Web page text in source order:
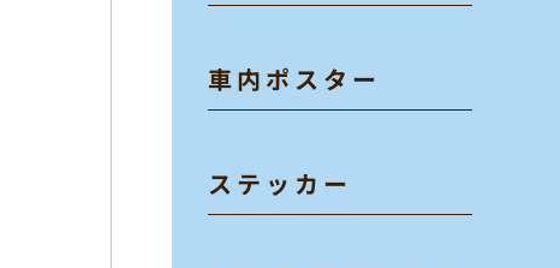
車内ポスター
ステッカー